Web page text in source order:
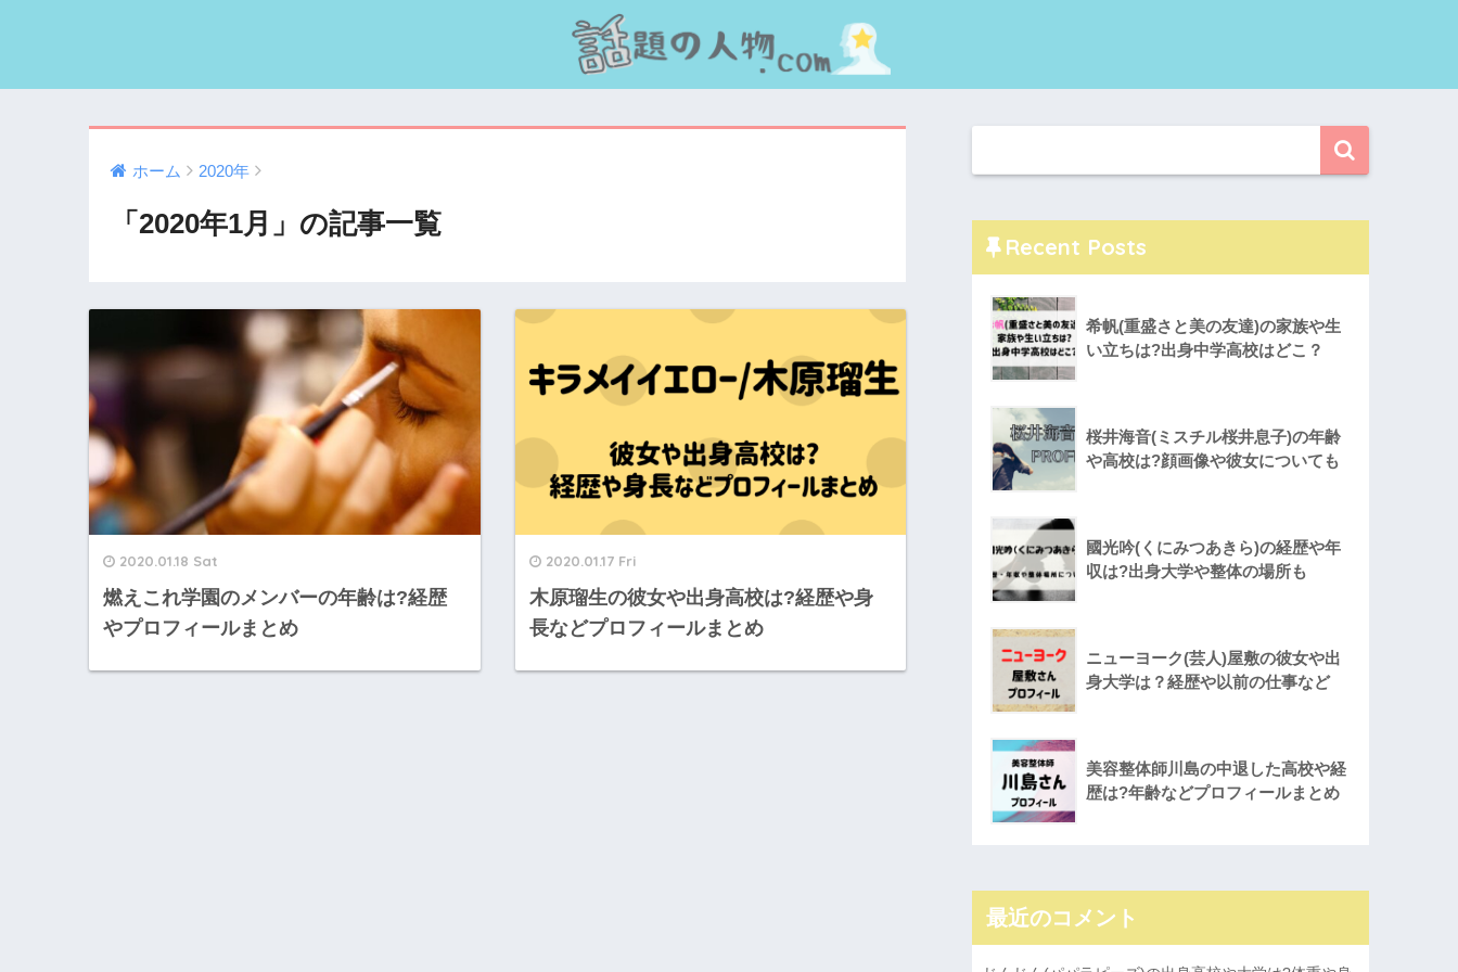
ホーム 2020年
「2020年1月」の記事一覧
2020.01.18 Sat
燃えこれ学園のメンバーの年齢は?経歴
やプロフィールまとめ
2020.01.17 Fri
木原瑠生の彼女や出身高校は?経歴や身
長などプロフィールまとめ
Recent Posts
希帆(重盛さと美の友達)の家族や生
い立ちは?出身中学高校はどこ？
桜井海音(ミスチル桜井息子)の年齢
や高校は?顔画像や彼女についても
國光吟(くにみつあきら)の経歴や年
収は?出身大学や整体の場所も
ニューヨーク(芸人)屋敷の彼女や出
身大学は？経歴や以前の仕事など
美容整体師川島の中退した高校や経
歴は?年齢などプロフィールまとめ
最近のコメント